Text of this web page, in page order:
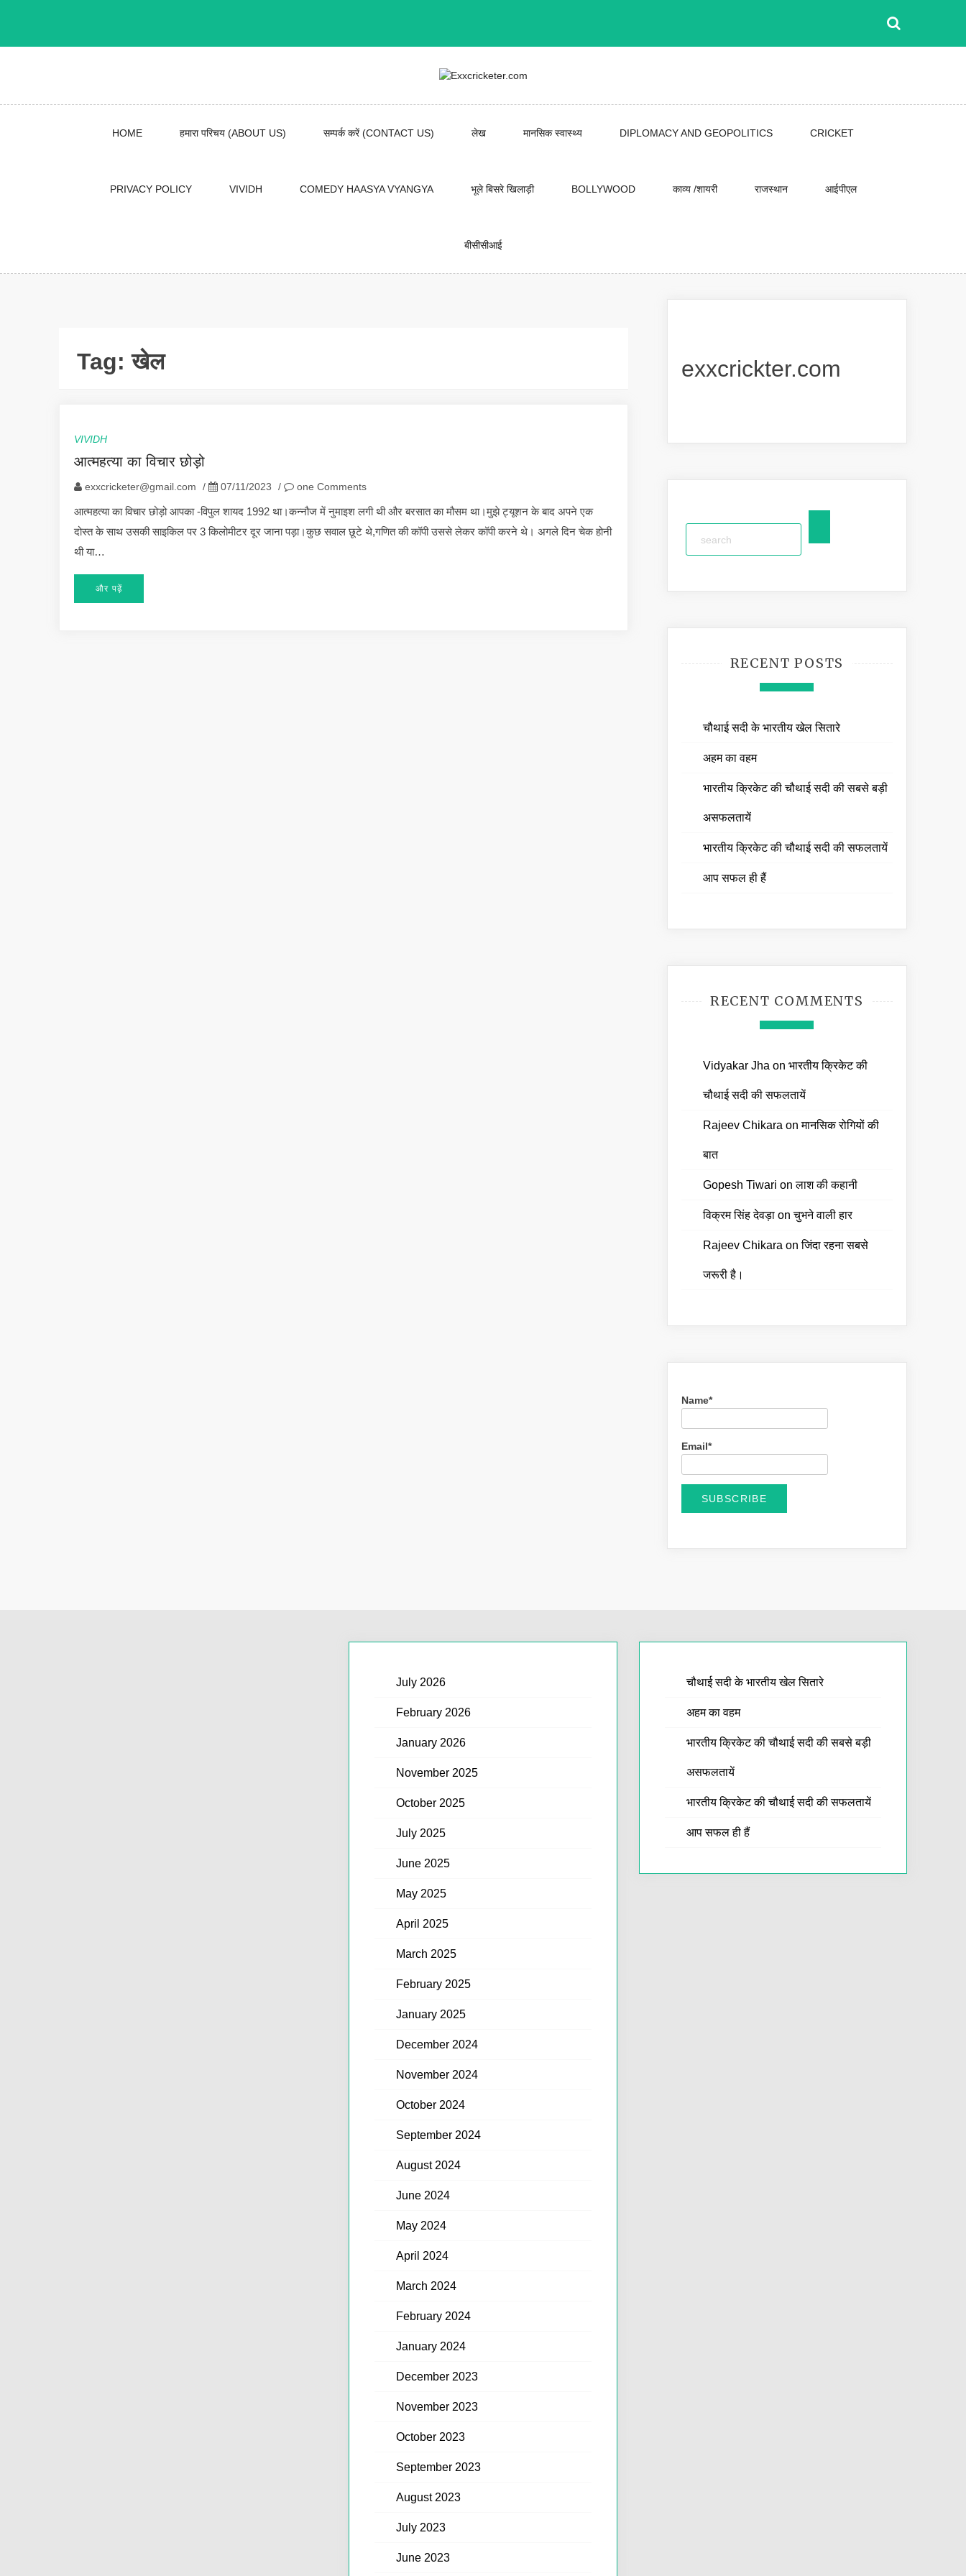
HOME हमारा परिचय (ABOUT US) सम्पर्क करें (CONTACT US) लेख मानसिक स्वास्थ्य DIPLOMACY AND GEOPOLITICS CRICKET
PRIVACY POLICY VIVIDH COMEDY HAASYA VYANGYA भूले बिसरे खिलाड़ी BOLLYWOOD काव्य /शायरी राजस्थान आईपीएल
बीसीसीआई
Tag:खेल
VIVIDH
आत्महत्या का विचार छोड़ो
exxcricketer@gmail.com / 07/11/2023 / one Comments
आत्महत्या का विचार छोड़ो आपका -विपुल शायद 1992 था।कन्नौज में नुमाइश लगी थी और बरसात का मौसम था।मुझे ट्यूशन के बाद अपने एक
दोस्त के साथ उसकी साइकिल पर 3 किलोमीटर दूर जाना पड़ा।कुछ सवाल छूटे थे,गणित की कॉपी उससे लेकर कॉपी करने थे। अगले दिन चेक होनी
थी या…
और पढ़ें
exxcrickter.com
RECENT POSTS
चौथाई सदी के भारतीय खेल सितारे
अहम का वहम
भारतीय क्रिकेट की चौथाई सदी की सबसे बड़ी
असफलतायें
भारतीय क्रिकेट की चौथाई सदी की सफलतायें
आप सफल ही हैं
RECENT COMMENTS
Vidyakar Jha on भारतीय क्रिकेट की
चौथाई सदी की सफलतायें
Rajeev Chikara onमानसिक रोगियों की
बात
Gopesh Tiwari onलाश की कहानी
विक्रम सिंह देवड़ाonचुभने वाली हार
Rajeev Chikara onजिंदा रहना सबसे
जरूरी है।
Name*
Email*
July 2026
February 2026
January 2026
November 2025
October 2025
July 2025
June 2025
May 2025
April 2025
March 2025
February 2025
January 2025
December 2024
November 2024
October 2024
September 2024
August 2024
June 2024
May 2024
April 2024
March 2024
February 2024
January 2024
December 2023
November 2023
October 2023
September 2023
August 2023
July 2023
June 2023
चौथाई सदी के भारतीय खेल सितारे
अहम का वहम
भारतीय क्रिकेट की चौथाई सदी की सबसे बड़ी
असफलतायें
भारतीय क्रिकेट की चौथाई सदी की सफलतायें
आप सफल ही हैं